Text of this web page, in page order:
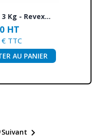
Kg - Revex...
HT
TTC
AU PANIER
Suivant 